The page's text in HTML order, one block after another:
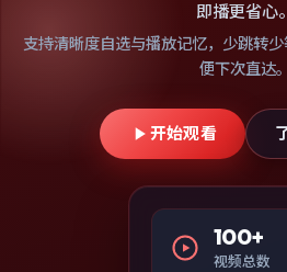
即播更省心。
支持清晰度自选与播放记忆，少跳转
便下次直达。
开始观看
100+
视频总数